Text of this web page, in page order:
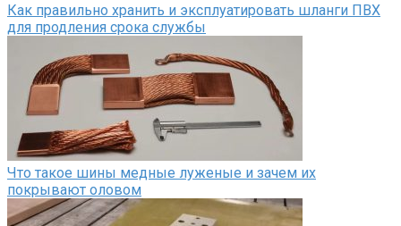
Как правильно хранить и эксплуатировать шланги ПВХ
для продления срока службы
Что такое шины медные луженые и зачем их
покрывают оловом